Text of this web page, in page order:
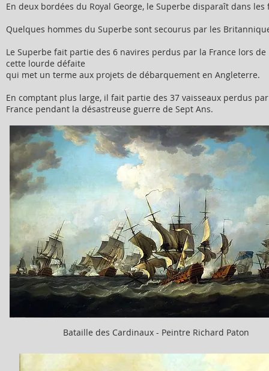
En deux bordées du Royal George, le Superbe disparaît dans les
Quelques hommes du Superbe sont secourus par les
Le Superbe fait partie des 6 navires perdus par la France lors de
cette lourde défaite
qui met un terme aux projets de débarquement en Angleterre.
En comptant plus large, il fait partie des 37 vaisseaux perdus
France pendant la désastreuse guerre de Sept Ans.
Bataille des Cardinaux - Peintre Richard Paton